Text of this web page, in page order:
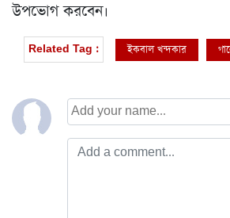
উপভোগ করবেন।
Related Tag : ইকবাল খন্দকার